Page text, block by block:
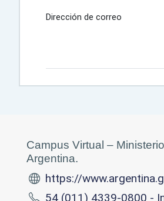
Dirección de correo
Campus Virtual –
Argentina.
https://
54 (011) 4339-0800 -